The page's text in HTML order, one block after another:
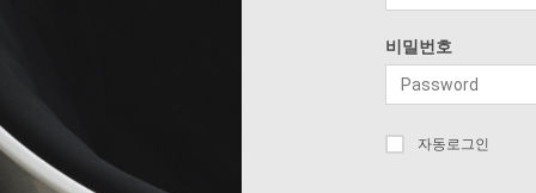
비밀번호
자동로그인